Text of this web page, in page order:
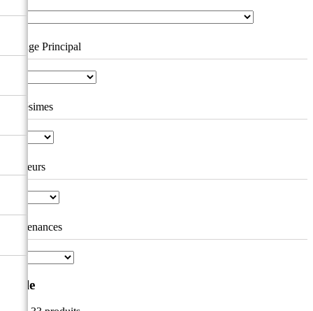
Cépage Principal
Millésimes
Couleurs
Contenances
Bulle